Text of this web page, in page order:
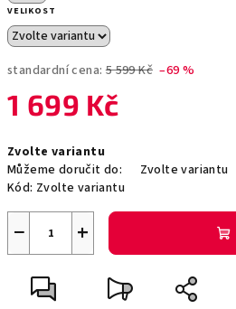
VELIKOST
standardní cena: 5 599 Kč –69 %
1 699 Kč
cena:
Zvolte variantu
Můžeme doručit do:
Zvolte variantu
Kód: Zvolte variantu
+
−